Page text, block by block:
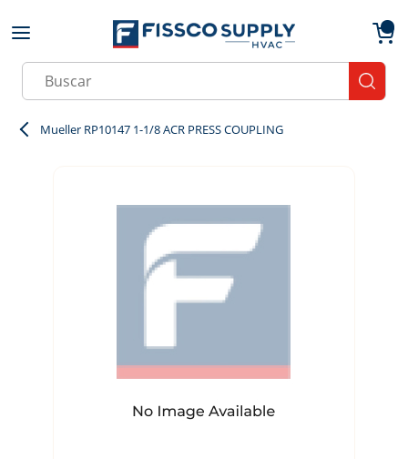
Skip to main content
Site Search
Mueller RP10147 1-1/8 ACR PRESS COUPLING